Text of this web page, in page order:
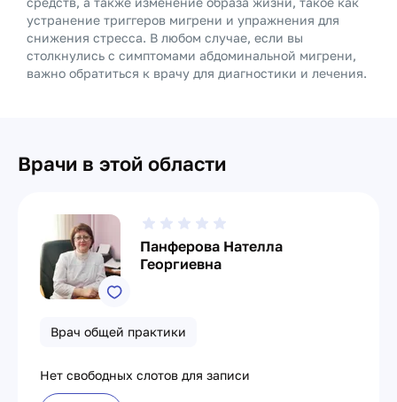
устранение триггеров мигрени и упражнения для
снижения стресса. В любом случае, если вы
столкнулись с симптомами абдоминальной мигрени,
важно обратиться к врачу для диагностики и лечения.
Врачи в этой области
Панферова Нателла
Георгиевна
Врач общей практики
Нет свободных слотов для записи